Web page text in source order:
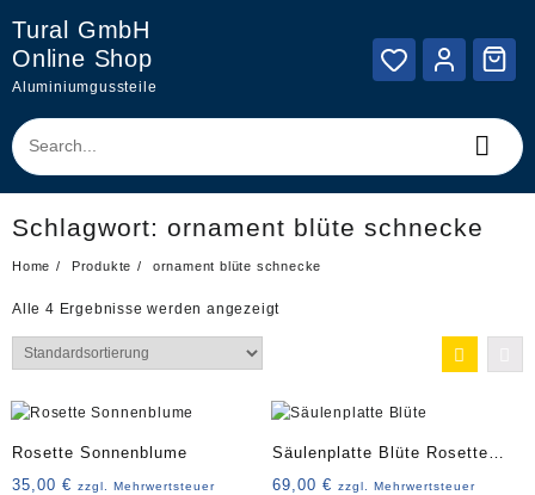
content
Tural GmbH
Online Shop
Aluminiumgussteile
Schlagwort: ornament blüte schnecke
Home Produkte ornament blüte schnecke
Alle 4 Ergebnisse werden angezeigt
Rosette Sonnenblume
35,00 € zzgl. Mehrwertsteuer
Säulenplatte Blüte Rosette
groß
69,00€ zzgl. Mehrwertsteuer